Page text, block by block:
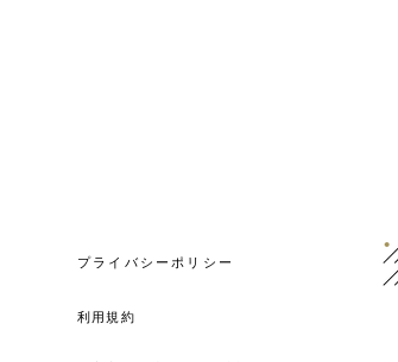
​プライバシーポリシー
利用規約